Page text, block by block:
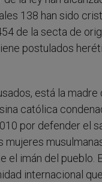
138 han sido
de la secta de
postulados
está la madre
católica
por defender el
mujeres
el imán del pueblo.
internacional